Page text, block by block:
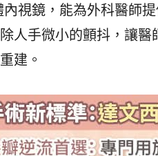
視鏡，能為外科醫師
人手微小的顫抖，讓
建。